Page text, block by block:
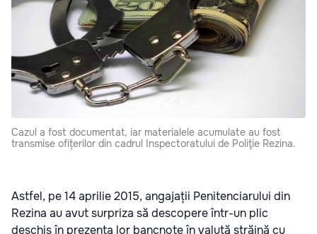
Cazul a fost documentat, iar materialele acumulate au fost
transmise ofițerilor din cadrul Inspectoratului de Poliţie Rezina.
Astfel, pe 14 aprilie 2015, angajații Penitenciarului din
Rezina au avut surpriza să descopere într-un plic
deschis în prezența lor bancnote în valută străină cu